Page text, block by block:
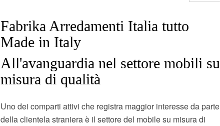
Fabrika Arredamenti Italia tutto
Made in Italy
All'avanguardia nel settore mobili su
misura di qualità
Uno dei comparti attivi che registra maggior interesse da parte
della clientela straniera è il settore del mobile su misura di